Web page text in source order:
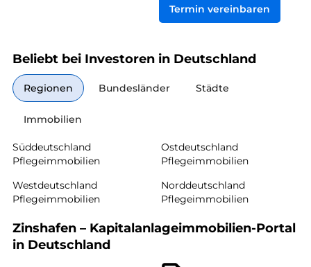
Termin vereinbaren
Beliebt bei Investoren in Deutschland
Regionen Bundesländer Städte
Immobilien
Süddeutschland
Pflegeimmobilien
Ostdeutschland
Pflegeimmobilien
Westdeutschland
Pflegeimmobilien
Norddeutschland
Pflegeimmobilien
Zinshafen – Kapitalanlageimmobilien-Portal
in Deutschland